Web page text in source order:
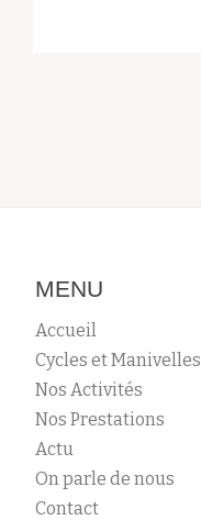
MENU
Accueil
Cycles et Manivelles
Nos Activités
Nos Prestations
Actu
On parle de nous
Contact